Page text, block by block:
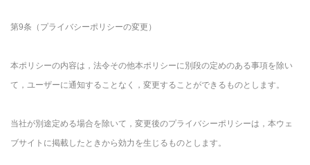
第9条（プライバシーポリシーの変更）
本ポリシーの内容は，法令その他本ポリシーに別段の定めのある事項を除い
て，ユーザーに通知することなく，変更することができるものとします。
当社が別途定める場合を除いて，変更後のプライバシーポリシーは，本ウェ
ブサイトに掲載したときから効力を生じるものとします。